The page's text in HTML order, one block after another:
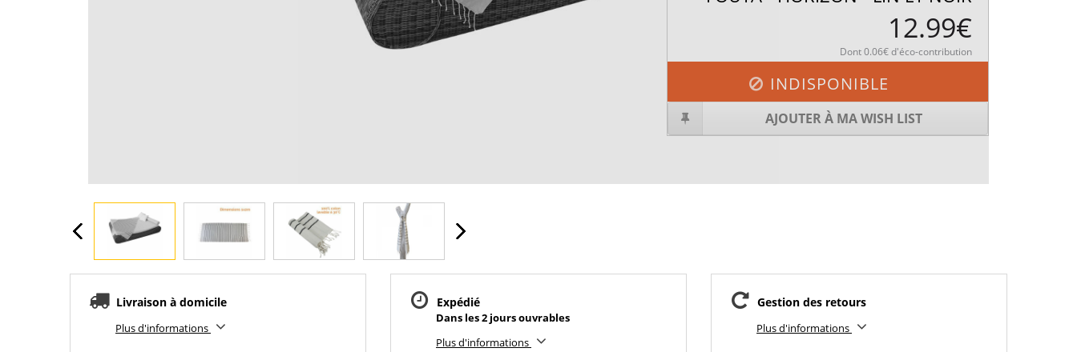
12.99€
Dont 0.06€ d'éco-contribution
INDISPONIBLE
AJOUTER À MA WISH LIST
Livraison à domicile
Plus d'informations
Expédié
Dans les 2 jours ouvrables
Plus d'informations
Gestion des retours
Plus d'informations